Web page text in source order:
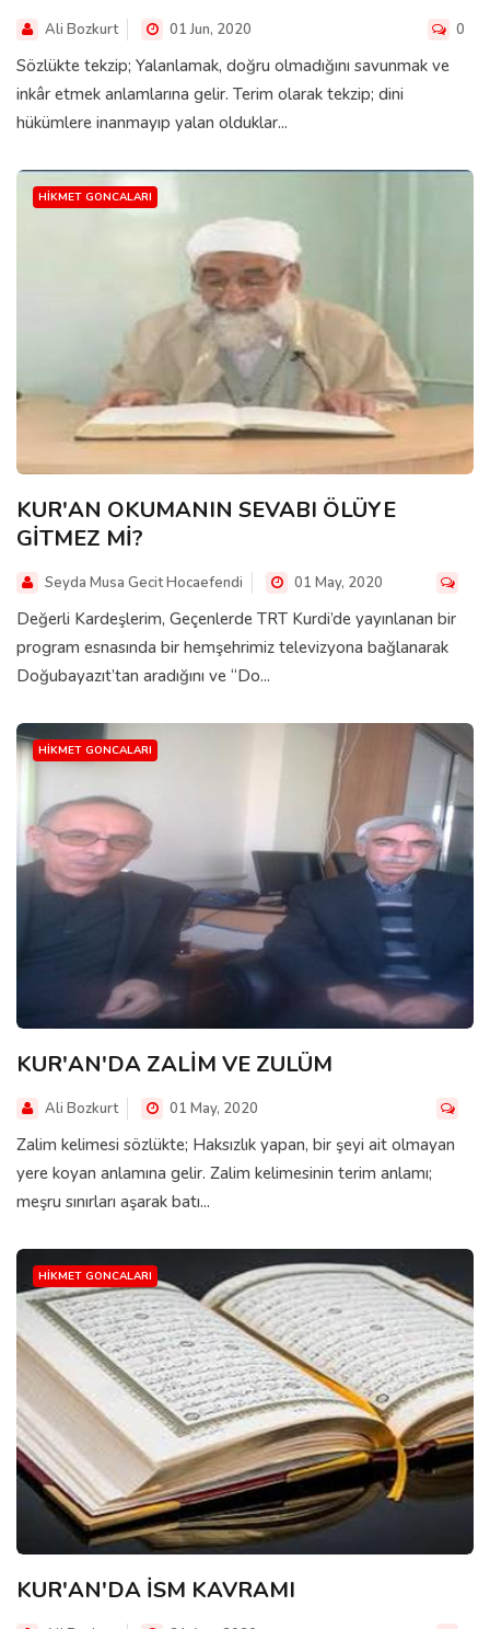
Ali Bozkurt 01 Jun, 2020 0
Sözlükte tekzip; Yalanlamak, doğru olmadığını savunmak ve
inkâr etmek anlamlarına gelir. Terim olarak tekzip; dini
hükümlere inanmayıp yalan olduklar...
HIKMET GONCALARI
KUR'AN OKUMANIN SEVABI ÖLÜYE
GİTMEZ Mİ?
Seyda Musa Gecit Hocaefendi 01 May, 2020
Değerli Kardeşlerim, Geçenlerde TRT Kurdi’de yayınlanan bir
program esnasında bir hemşehrimiz televizyona bağlanarak
Doğubayazıt’tan aradığını ve “Do...
HIKMET GONCALARI
KUR'AN'DA ZALİM VE ZULÜM
Ali Bozkurt 01 May, 2020
Zalim kelimesi sözlükte; Haksızlık yapan, bir şeyi ait olmayan
yere koyan anlamına gelir. Zalim kelimesinin terim anlamı;
meşru sınırları aşarak batı...
HIKMET GONCALARI
KUR'AN'DA İSM KAVRAMI